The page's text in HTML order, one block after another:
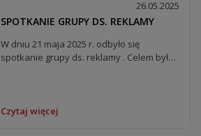
26.05.2025
SPOTKANIE GRUPY DS. REKLAMY
W dniu 21 maja 2025 r. odbyło się
spotkanie grupy ds. reklamy . Celem było
Czytaj więcej